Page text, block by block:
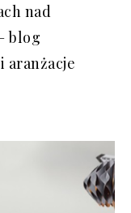
nad
blog
aranżacje